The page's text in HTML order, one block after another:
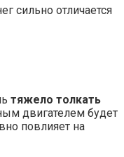
сильно отличается
тяжело толкать
двигателем будет
повлияет на